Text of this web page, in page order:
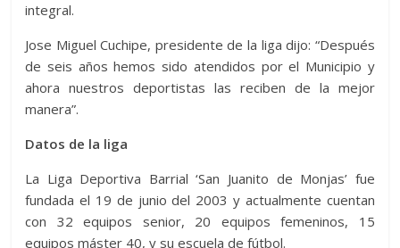
integral.
Jose Miguel Cuchipe, presidente de la liga dijo: “Después
de seis años hemos sido atendidos por el Municipio y
ahora nuestros deportistas las reciben de la mejor
manera”.
Datos de la liga
La Liga Deportiva Barrial ‘San Juanito de Monjas’ fue
fundada el 19 de junio del 2003 y actualmente cuentan
con 32 equipos senior, 20 equipos femeninos, 15
equipos máster 40, y su escuela de fútbol.